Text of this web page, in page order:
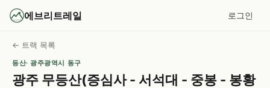
에브리트레일 로그인
← 트랙 목록
등산· 광주광역시 동구
광주 무등산(증심사 - 서석대 - 중봉 - 봉황